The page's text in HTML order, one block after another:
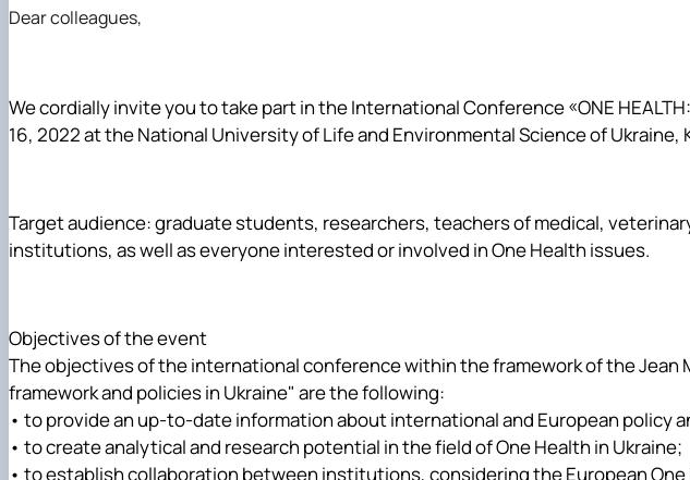
Dear colleagues,
We cordially invite you to take part in the International Conference «ONE
16, 2022at the National University of Life and Environmental Science of Ukraine,
Target audience:graduate students, researchers, teachers of medical,
institutions, as well as everyone interested or involved in One Health issues.
Objectives of the event
The objectives of the international conference within the framework of the Jean
framework and policies in Ukraine" are the following:
• to provide an up-to-date information about international and European policy
• to create analytical and research potential in the field of One Health in Ukraine;
• to establish collaboration between institutions, considering the European